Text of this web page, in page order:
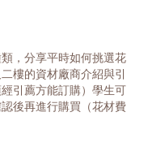
，分享平時如何挑選花
樓的資材廠商介紹與引
引薦方能訂購）學生可
後再進行購買（花材費